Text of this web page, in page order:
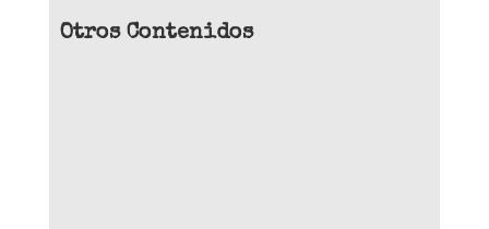
Otros Contenidos